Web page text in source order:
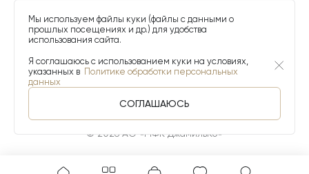
© 2026 АО «МФК ДжамильКо»
Мы используем файлы куки (файлы с данными о
прошлых посещениях и др.) для удобства
использования сайта.
Я соглашаюсь с использованием куки на условиях,
указанных в Политике обработки персональных
данных
СОГЛАШАЮСЬ